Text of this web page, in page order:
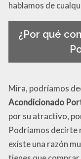
hablamos de
¿Por qué
Mira, podríamos
Acondicionado
por su atractivo,
Podríamos decirte
existe una razón